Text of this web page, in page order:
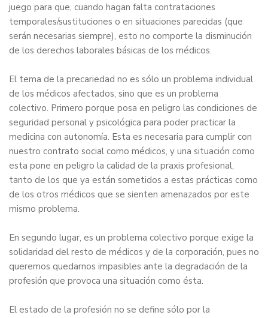
juego para que, cuando hagan falta contrataciones
temporales/sustituciones o en situaciones parecidas (que
serán necesarias siempre), esto no comporte la disminución
de los derechos laborales básicas de los médicos.
El tema de la precariedad no es sólo un problema individual
de los médicos afectados, sino que es un problema
colectivo. Primero porque posa en peligro las condiciones de
seguridad personal y psicológica para poder practicar la
medicina con autonomía. Esta es necesaria para cumplir con
nuestro contrato social como médicos, y una situación como
esta pone en peligro la calidad de la praxis profesional,
tanto de los que ya están sometidos a estas prácticas como
de los otros médicos que se sienten amenazados por este
mismo problema.
En segundo lugar, es un problema colectivo porque exige la
solidaridad del resto de médicos y de la corporación, pues no
queremos quedarnos impasibles ante la degradación de la
profesión que provoca una situación como ésta.
El estado de la profesión no se define sólo por la